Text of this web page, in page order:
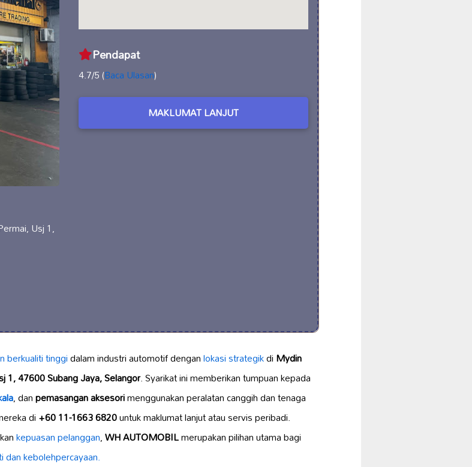
Usj 1,
Pendapat
4.7/5 (Baca Ulasan)
MAKLUMAT LANJUT
berkualiti tinggidalam industri automotif denganlokasi strategikdiMydin
1, 47600 Subang Jaya, Selangor. Syarikat ini memberikan tumpuan kepada
, danpemasangan aksesorimenggunakan peralatan canggih dan tenaga
di+60 11-1663 6820untuk maklumat lanjut atau servis peribadi.
kepuasan pelanggan,WH AUTOMOBILmerupakan pilihan utama bagi
dan kebolehpercayaan.